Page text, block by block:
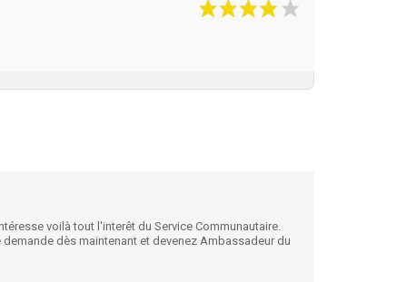
voilà tout l'interêt du Service Communautaire.
dès maintenant et devenez Ambassadeur du